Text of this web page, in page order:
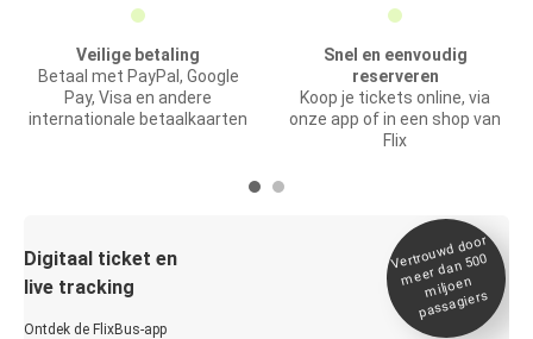
Veilige betaling
Betaal met PayPal, Google
Pay, Visa en andere
internationale betaalkaarten
Snel en eenvoudig
reserveren
Koop je tickets online, via
onze app of in een shop van
Flix
Digitaal ticket en
live tracking
Ontdek de FlixBus-app
Vertrou
wd door
meer dan 500
miljoen
passagiers